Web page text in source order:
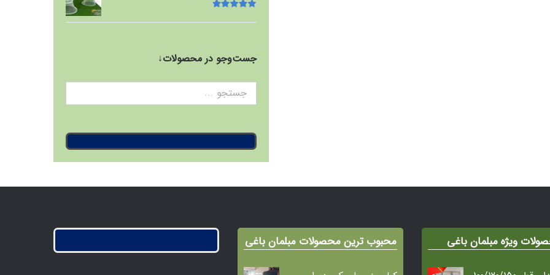
5
جست‌وجو در محصولات↓
ویژه مبلمان باغی محبوب ترین محصولات مبلمان باغی